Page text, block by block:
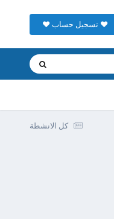
♥ تسجيل حساب ♥
كل الانشطة